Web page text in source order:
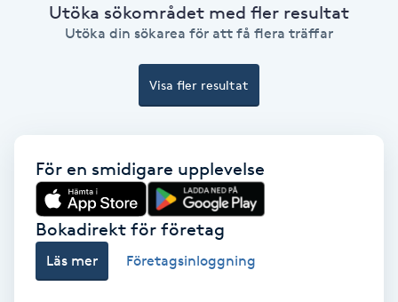
Gravidmassage
Gua Sha-massage
Utöka sökområdet med fler resultat
Utöka din sökarea för att få flera träffar
Visa fler resultat
För en smidigare upplevelse
Bokadirekt för företag
Läs mer Företagsinloggning